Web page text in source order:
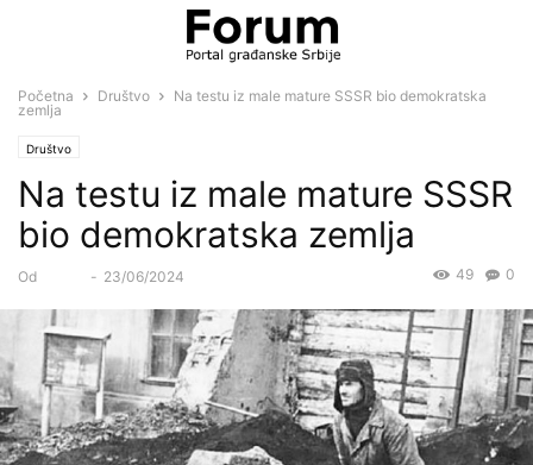
Početna Društvo
Na testu iz male mature SSSR bio demokratska
zemlja
Društvo
Na testu iz male mature SSSR
bio demokratska zemlja
Od - 23/06/2024 0
49